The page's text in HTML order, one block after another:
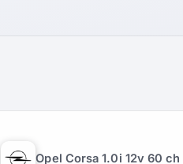
Opel Corsa 1.0i 12v 60 ch